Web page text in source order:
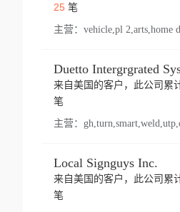
25笔
主营：
来自美国的客户，此公司累
笔
主营：
Local Signguys Inc.
来自美国的客户，此公司累
笔